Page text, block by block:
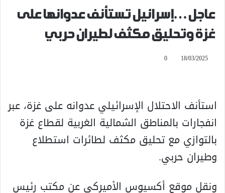
عاجل…إسرائيل تستأنف عدوانها على
غزة وتحليق مكثف لطيران حربي
18/03/2025
0
استأنف الاحتلال الإسرائيلي عدوانه على غزة، عبر
انفجارات بالمناطق الشمالية الغربية لقطاع غزة
بالتوازي مع تحليق مكثف لطائرات استطلاع
وطيران حربي.
ونقل موقع أكسيوس الأميركي عن مكتب رئيس